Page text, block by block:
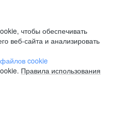
чтобы обеспечивать
веб-сайта и анализировать
cookie
Правила использования